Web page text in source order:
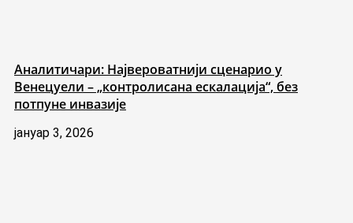
Аналитичари: Највероватнији сценарио у
Венецуели – „контролисана ескалација“, без
потпуне инвазије
јануар 3, 2026